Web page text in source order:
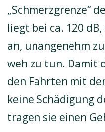
„Schmerzgrenze“
liegt bei ca. 120
an, unangenehm
weh zu tun. Damit
den Fahrten mit
keine Schädigung
tragen sie einen